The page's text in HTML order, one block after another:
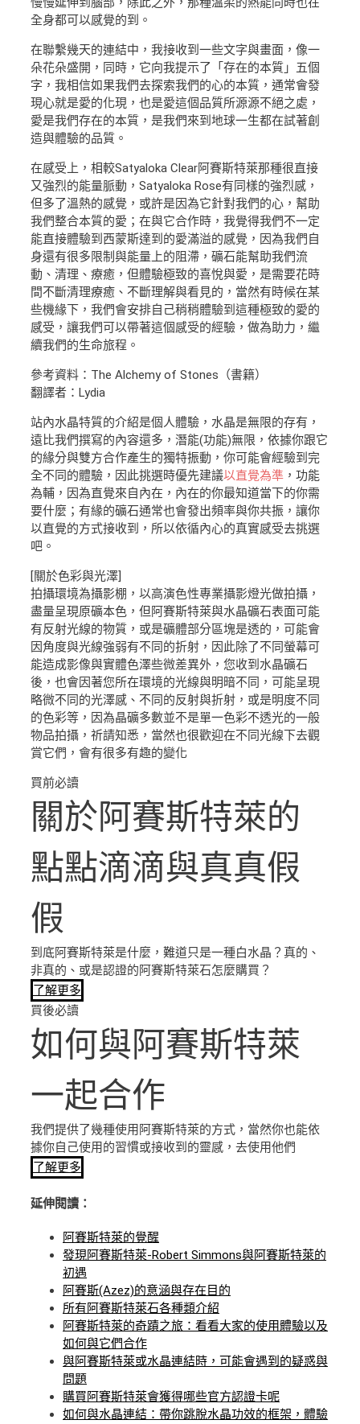
全身都可以感覺的到。
在聯繫幾天的連結中，我接收到一些文字與畫面，像一
朵花朵盛開，同時，它向我提示了「存在的本質」五個
字，我相信如果我們去探索我們的心的本質，通常會發
現心就是愛的化現，也是愛這個品質所源源不絕之處，
愛是我們存在的本質，是我們來到地球一生都在試著創
造與體驗的品質。
在感受上，相較Satyaloka Clear阿賽斯特萊那種很直接
又強烈的能量脈動，Satyaloka Rose有同樣的強烈感，
但多了溫熱的感覺，或許是因為它針對我們的心，幫助
我們整合本質的愛；在與它合作時，我覺得我們不一定
能直接體驗到西蒙斯達到的愛滿溢的感覺，因為我們自
身還有很多限制與能量上的阻滯，礦石能幫助我們流
動、清理、療癒，但體驗極致的喜悅與愛，是需要花時
間不斷清理療癒、不斷理解與看見的，當然有時候在某
些機緣下，我們會安排自己稍稍體驗到這種極致的愛的
感受，讓我們可以帶著這個感受的經驗，做為助力，繼
續我們的生命旅程。
參考資料：The Alchemy of Stones（書籍）
翻譯者：Lydia
站內水晶特質的介紹是個人體驗，水晶是無限的存有，
遠比我們撰寫的內容還多，潛能(功能)無限，依據你跟它
的緣分與雙方合作產生的獨特振動，你可能會經驗到完
全不同的體驗，因此挑選時優先建議以直覺為準 ，功能
為輔，因為直覺來自內在，內在的你最知道當下的你需
要什麼；有緣的礦石通常也會發出頻率與你共振，讓你
以直覺的方式接收到，所以依循內心的真實感受去挑選
吧。
[關於色彩與光澤]
拍攝環境為攝影棚，以高演色性專業攝影燈光做拍攝，
盡量呈現原礦本色，但阿賽斯特萊與水晶礦石表面可能
有反射光線的物質，或是礦體部分區塊是透的，可能會
因角度與光線強弱有不同的折射，因此除了不同螢幕可
能造成影像與實體色澤些微差異外，您收到水晶礦石
後，也會因著您所在環境的光線與明暗不同，可能呈現
略微不同的光澤感、不同的反射與折射，或是明度不同
的色彩等，因為晶礦多數並不是單一色彩不透光的一般
物品拍攝，祈請知悉，當然也很歡迎在不同光線下去觀
賞它們，會有很多有趣的變化
買前必讀
關於阿賽斯特萊的
點點滴滴與真真假
假
到底阿賽斯特萊是什麼，難道只是一種白水晶？真的、
非真的、或是認證的阿賽斯特萊石怎麼購買？
了解更多
買後必讀
如何與阿賽斯特萊
一起合作
我們提供了幾種使用阿賽斯特萊的方式，當然你也能依
據你自己使用的習慣或接收到的靈感，去使用他們
了解更多
延伸閱讀：
阿賽斯特萊的覺醒
發現阿賽斯特萊-Robert Simmons與阿賽斯特萊的
初遇
阿賽斯(Azez)的意涵與存在目的
所有阿賽斯特萊石各種類介紹
阿賽斯特萊的奇蹟之旅：看看大家的使用體驗以及
如何與它們合作
與阿賽斯特萊或水晶連結時，可能會遇到的疑惑與
問題
購買阿賽斯特萊會獲得哪些官方認證卡呢
如何與水晶連結：帶你跳脫水晶功效的框架，體驗